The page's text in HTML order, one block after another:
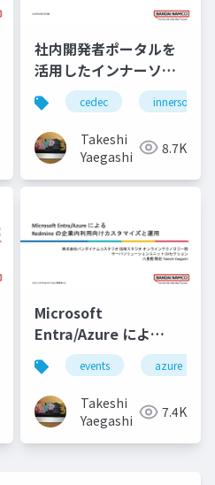
azure events azure-
社内開発者ポータルを
活用したインナーソー
スの推進と技術的課題
の解決
cedec innersource
Takeshi
Yaegashi
8.7K
azure-container-apps
Microsoft
Entra/Azure によ
る Redmine の企業内
利用向けカスタマイズ
と運用
events azure
Takeshi
Yaegashi
7.4K